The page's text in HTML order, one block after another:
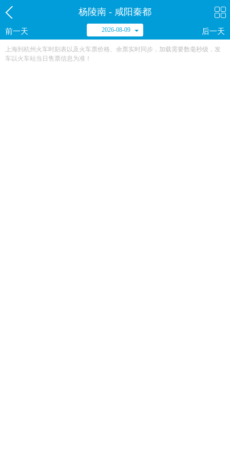
杨陵南 - 咸阳秦都
前一天 2026-08-09 后一天
上海到杭州火车时刻表以及火车票价格、余票实时同步，加载需要数毫秒级，发
车以火车站当日售票信息为准！